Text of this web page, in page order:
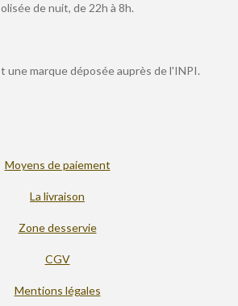
de nuit, de 22h à 8h.
une marque déposée auprès de l'INPI.
Moyens de paiement
La livraison
Zone desservie
CGV
Mentions légales